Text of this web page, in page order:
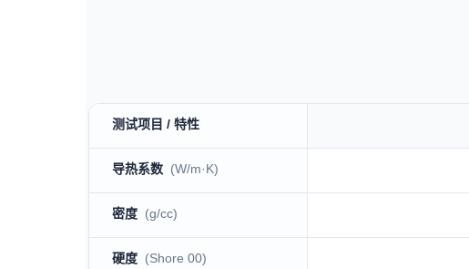
UTP100-H10-9 technical specification table
测试项目 / 特性
导热系数 (W/m·K)
密度 (g/cc)
硬度 (Shore 00)